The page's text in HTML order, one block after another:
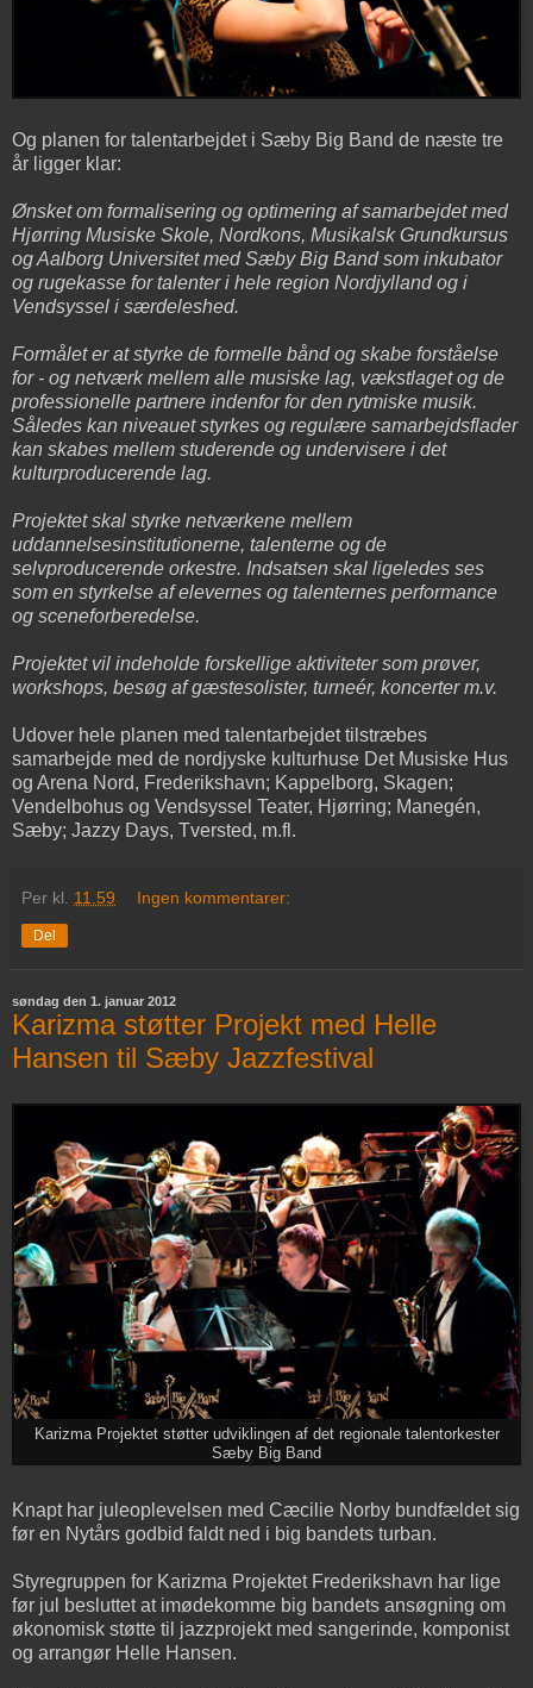
Og planen for talentarbejdet i Sæby Big Band de næste tre
år ligger klar:
Ønsket om formalisering og optimering af samarbejdet med
Hjørring Musiske Skole, Nordkons, Musikalsk Grundkursus
og Aalborg Universitet med Sæby Big Band som inkubator
og rugekasse for talenter i hele region Nordjylland og i
Vendsyssel i særdeleshed.
Formålet er at styrke de formelle bånd og skabe forståelse
for - og netværk mellem alle musiske lag, vækstlaget og de
professionelle partnere indenfor for den rytmiske musik.
Således kan niveauet styrkes og regulære samarbejdsflader
kan skabes mellem studerende og undervisere i det
kulturproducerende lag.
Projektet skal styrke netværkene mellem
uddannelsesinstitutionerne, talenterne og de
selvproducerende orkestre. Indsatsen skal ligeledes ses
som en styrkelse af elevernes og talenternes performance
og sceneforberedelse.
Projektet vil indeholde forskellige aktiviteter som prøver,
workshops, besøg af gæstesolister, turneér, koncerter m.v.
Udover hele planen med talentarbejdet tilstræbes
samarbejde med de nordjyske kulturhuse Det Musiske Hus
og Arena Nord, Frederikshavn; Kappelborg, Skagen;
Vendelbohus og Vendsyssel Teater, Hjørring; Manegén,
Sæby; Jazzy Days, Tversted, m.fl.
Per kl. 11.59 Ingen kommentarer:
Del
søndag den 1. januar 2012
Karizma støtter Projekt med Helle
Hansen til Sæby Jazzfestival
Karizma Projektet støtter udviklingen af det regionale talentorkester
Sæby Big Band
Knapt har juleoplevelsen med Cæcilie Norby bundfældet sig
før en Nytårs godbid faldt ned i big bandets turban.
Styregruppen for Karizma Projektet Frederikshavn har lige
før jul besluttet at imødekomme big bandets ansøgning om
økonomisk støtte til jazzprojekt med sangerinde, komponist
og arrangør Helle Hansen.